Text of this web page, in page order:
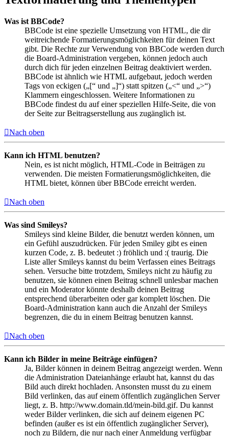
Was ist BBCode?
BBCode ist eine spezielle Umsetzung von HTML, die dir
weitreichende Formatierungsmöglichkeiten für deinen Text
gibt. Die Rechte zur Verwendung von BBCode werden durch
die Board-Administration vergeben, können jedoch auch
durch dich für jeden einzelnen Beitrag deaktiviert werden.
BBCode ist ähnlich wie HTML aufgebaut, jedoch werden
Tags von eckigen („[“ und „]“) statt spitzen („<“ und „>“)
Klammern eingeschlossen. Weitere Informationen zu
BBCode findest du auf einer speziellen Hilfe-Seite, die von
der Seite zur Beitragserstellung aus zugänglich ist.
Nach oben
Kann ich HTML benutzen?
Nein, es ist nicht möglich, HTML-Code in Beiträgen zu
verwenden. Die meisten Formatierungsmöglichkeiten, die
HTML bietet, können über BBCode erreicht werden.
Nach oben
Was sind Smileys?
Smileys sind kleine Bilder, die benutzt werden können, um
ein Gefühl auszudrücken. Für jeden Smiley gibt es einen
kurzen Code, z. B. bedeutet :) fröhlich und :( traurig. Die
Liste aller Smileys kannst du beim Verfassen eines Beitrags
sehen. Versuche bitte trotzdem, Smileys nicht zu häufig zu
benutzen, sie können einen Beitrag schnell unlesbar machen
und ein Moderator könnte deshalb deinen Beitrag
entsprechend überarbeiten oder gar komplett löschen. Die
Board-Administration kann auch die Anzahl der Smileys
begrenzen, die du in einem Beitrag benutzen kannst.
Nach oben
Kann ich Bilder in meine Beiträge einfügen?
Ja, Bilder können in deinem Beitrag angezeigt werden. Wenn
die Administration Dateianhänge erlaubt hat, kannst du das
Bild auch direkt hochladen. Ansonsten musst du zu einem
Bild verlinken, das auf einem öffentlich zugänglichen Server
liegt, z. B. http://www.domain.tld/mein-bild.gif. Du kannst
weder Bilder verlinken, die sich auf deinem eigenen PC
befinden (außer es ist ein öffentlich zugänglicher Server),
noch zu Bildern, die nur nach einer Anmeldung verfügbar